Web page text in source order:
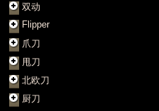
双动
Flipper
爪刀
甩刀
北欧刀
厨刀